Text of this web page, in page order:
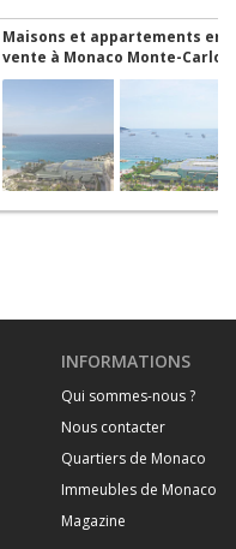
Maisons et appartements en
vente à Monaco Monte-Carlo
INFORMATIONS
Qui sommes-nous ?
Nous contacter
Quartiers de Monaco
Immeubles de Monaco
Magazine